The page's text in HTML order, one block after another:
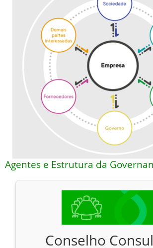
Agentes e Estrutura da
Conselho